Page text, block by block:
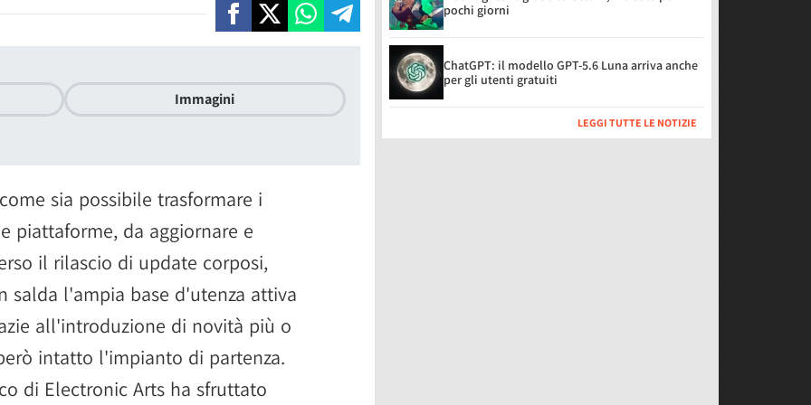
Immagini
sia possibile trasformare i
piattaforme, da aggiornare e
il rilascio di update corposi,
salda l'ampia base d'utenza attiva
all'introduzione di novità più o
intatto l'impianto di partenza.
di Electronic Arts ha sfruttato
pochi giorni
ChatGPT: il modello GPT-5.6 Luna arriva anche
per gli utenti gratuiti
LEGGI TUTTE LE NOTIZIE